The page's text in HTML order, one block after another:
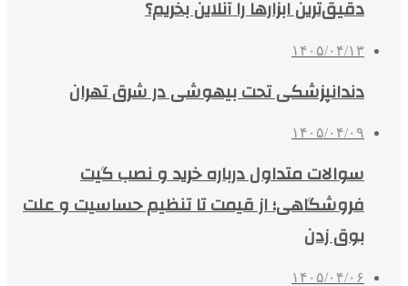
دقیق‌ترین ابزارها را آنلاین بخریم؟
۱۴۰۵/۰۴/۱۳
دندانپزشکی تحت بیهوشی در شرق تهران
۱۴۰۵/۰۴/۰۹
سوالات متداول درباره خرید و نصب گیت
فروشگاهی؛ از قیمت تا تنظیم حساسیت و علت
بوق زدن
۱۴۰۵/۰۴/۰۶